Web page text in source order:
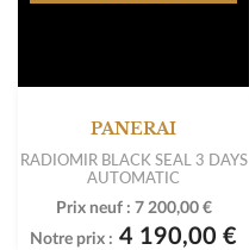
PANERAI
RADIOMIR BLACK SEAL 3 DAYS
AUTOMATIC
Prix neuf : 7 200,00 €
Notre prix : 4 190,00 €